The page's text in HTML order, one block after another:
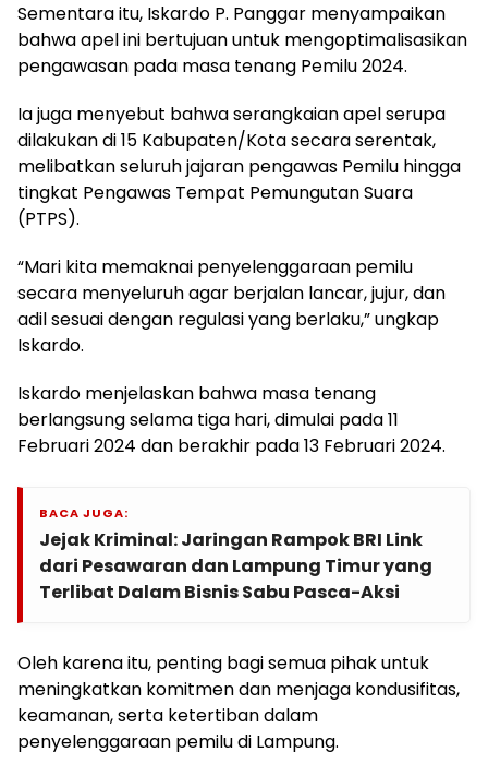
Sementara itu, Iskardo P. Panggar menyampaikan
bahwa apel ini bertujuan untuk mengoptimalisasikan
pengawasan pada masa tenang Pemilu 2024.
Ia juga menyebut bahwa serangkaian apel serupa
dilakukan di 15 Kabupaten/Kota secara serentak,
melibatkan seluruh jajaran pengawas Pemilu hingga
tingkat Pengawas Tempat Pemungutan Suara
(PTPS).
“Mari kita memaknai penyelenggaraan pemilu
secara menyeluruh agar berjalan lancar, jujur, dan
adil sesuai dengan regulasi yang berlaku,” ungkap
Iskardo.
Iskardo menjelaskan bahwa masa tenang
berlangsung selama tiga hari, dimulai pada 11
Februari 2024 dan berakhir pada 13 Februari 2024.
BACA JUGA:
Jejak Kriminal: Jaringan Rampok BRI Link
dari Pesawaran dan Lampung Timur yang
Terlibat Dalam Bisnis Sabu Pasca-Aksi
Oleh karena itu, penting bagi semua pihak untuk
meningkatkan komitmen dan menjaga kondusifitas,
keamanan, serta ketertiban dalam
penyelenggaraan pemilu di Lampung.